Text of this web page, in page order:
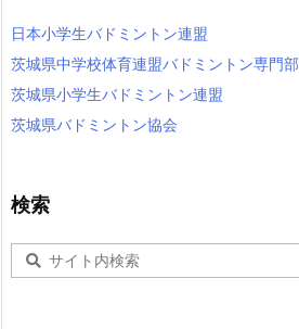
日本小学生バドミントン連盟
茨城県中学校体育連盟バドミントン専門部
茨城県小学生バドミントン連盟
茨城県バドミントン協会
検索